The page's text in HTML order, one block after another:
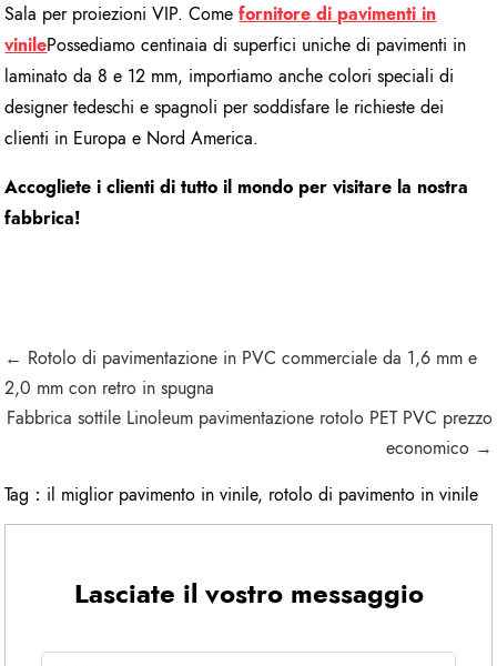
Sala per proiezioni VIP. Comefornitore di pavimenti in
vinilePossediamo centinaia di superfici uniche di pavimenti in
laminato da 8 e 12 mm, importiamo anche colori speciali di
designer tedeschi e spagnoli per soddisfare le richieste dei
clienti in Europa e Nord America.
Accogliete i clienti di tutto il mondo per visitare la nostra
fabbrica!
← Rotolo di pavimentazione in PVC commerciale da 1,6 mm e
2,0 mm con retro in spugna
Fabbrica sottile Linoleum pavimentazione rotolo PET PVC prezzo
economico →
Tag： il miglior pavimento in vinile, rotolo di pavimento in vinile
Lasciate il vostro messaggio